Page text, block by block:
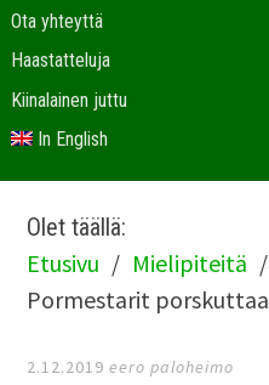
Ota yhteyttä
Haastatteluja
Kiinalainen juttu
In English
Olet täällä:
Etusivu
Mielipiteitä
Pormestarit porskuttaa
2.12.2019 eero paloheimo